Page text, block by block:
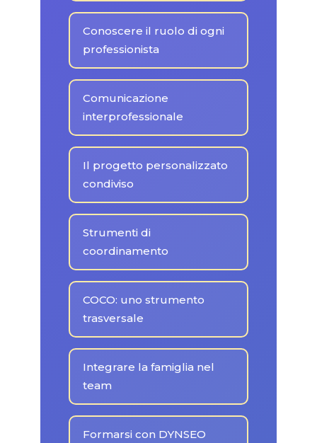
Conoscere il ruolo di ogni
professionista
Comunicazione
interprofessionale
Il progetto personalizzato
condiviso
Strumenti di
coordinamento
COCO: uno strumento
trasversale
Integrare la famiglia nel
team
Formarsi con DYNSEO